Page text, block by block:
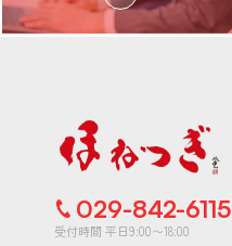
029-842-6115
受付時間 平日9:00〜18:00